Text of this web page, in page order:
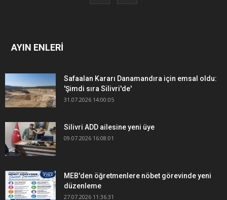
AYIN ENLERİ
Safaalan Kararı Danamandıra için emsal oldu:
'Şimdi sıra Silivri'de'
31.07.2026 14:00:05
Silivri ADD ailesine yeni üye
09.07.2026 16:08:01
MEB'den öğretmenlere nöbet görevinde yeni
düzenleme
27.07.2026 11:36:31